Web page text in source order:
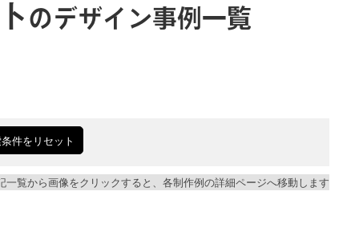
のデザイン事例一覧
件をリセット
一覧から画像をクリックすると、各制作例の詳細ページへ移動します